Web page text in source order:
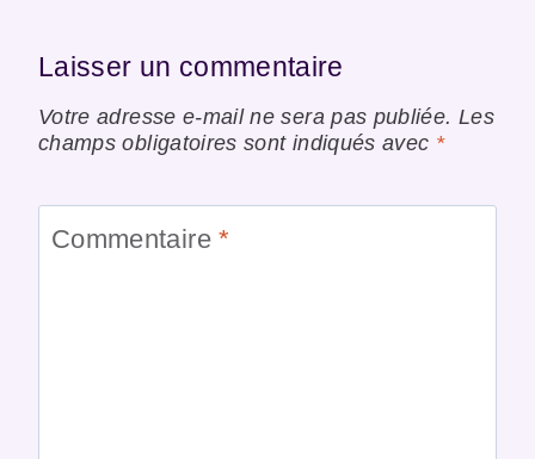
Laisser un commentaire
Votre adresse e-mail ne sera pas publiée. Les
champs obligatoires sont indiqués avec *
Commentaire*